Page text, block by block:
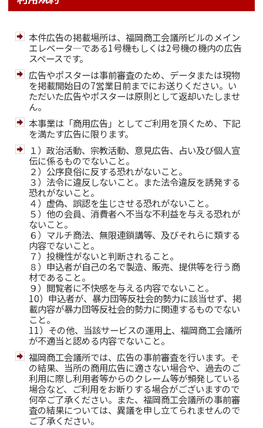
本件広告の掲載場所は、福岡商工会議所ビルのメイン
エレベータ―である1号機もしくは2号機の機内の広告
スペースです。
広告やポスターは事前審査のため、データまたは現物
を掲載開始日の7営業日前までにお送りください。い
ただいた広告やポスターは原則として返却いたしませ
ん。
本事業は「商用広告」としてご利用を頂くため、下記
を満たす広告に限ります。
１）政治活動、宗教活動、意見広告、占い及び個人宣
伝に係るものでないこと。
２）公序良俗に反する恐れがないこと。
３）法令に違反しないこと。また法令違反を誘発する
恐れがないこと。
４）虚偽、誤認を生じさせる恐れがないこと。
５）他の会員、消費者へ不当な不利益を与える恐れが
ないこと。
６）マルチ商法、無限連鎖講等、及びそれらに類する
内容でないこと。
７）投機性がないと判断されること。
８）申込者が自己の名で製造、販売、提供等を行う商
材であること。
９）閲覧者に不快感を与える内容でないこと。
10）申込者が、暴力団等反社会的勢力に該当せず、掲
載内容が暴力団等反社会的勢力に関連するものでない
こと。
11）その他、当該サービスの運用上、福岡商工会議所
が不適当と認める内容でないこと。
福岡商工会議所では、広告の事前審査を行います。そ
の結果、当所の商用広告に適さない場合や、過去のご
利用に際し利用者等からのクレーム等が頻発している
場合など、ご利用をお断りする場合がございますので
何卒ご了承ください。また、福岡商工会議所の事前審
査の結果については、異議を申し立てられませんので
ご了承ください。